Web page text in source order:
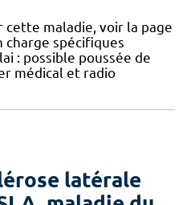
maladie, voir la page
charge spécifiques
: possible poussée de
médical et radio
latérale